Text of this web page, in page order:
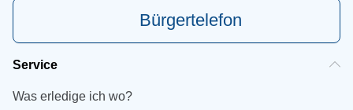
Bürgertelefon
Service
Was erledige ich wo?